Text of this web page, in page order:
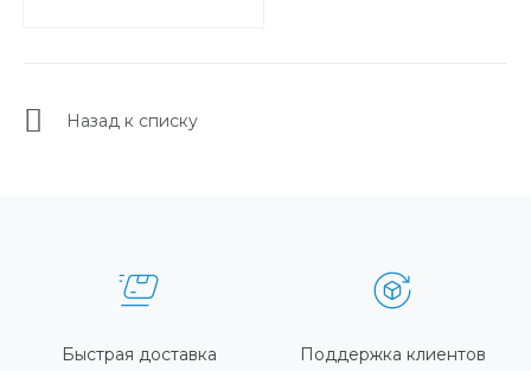
Назад к списку
Быстрая доставка Поддержка клиентов